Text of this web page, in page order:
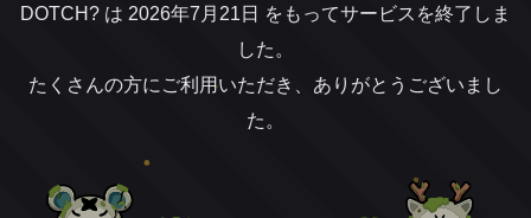
DOTCH? は 2026年7月21日 をもってサービスを終了しま
した。
たくさんの方にご利用いただき、ありがとうございまし
た。